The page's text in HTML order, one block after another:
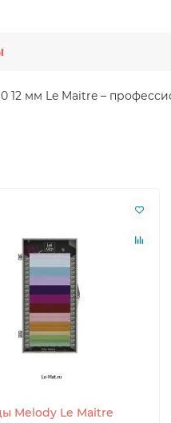
12 мм Le Maitre –
Melody Le Maitre